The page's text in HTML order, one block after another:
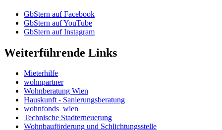
GbStern auf Facebook
GbStern auf YouTube
GbStern auf Instagram
Weiterführende Links
Mieterhilfe
wohnpartner
Wohnberatung Wien
Hauskunft - Sanierungsberatung
wohnfonds_wien
Technische Stadterneuerung
Wohnbauförderung und Schlichtungsstelle